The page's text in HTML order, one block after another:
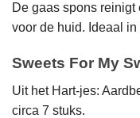
De gaas spons reinigt
voor de huid. Ideaal
Sweets For My
Uit het Hart-jes:
circa 7 stuks.